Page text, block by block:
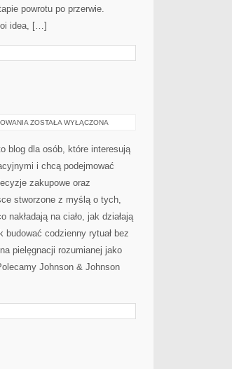
powrotu po przerwie.
idea, […]
BEIERSDORF
ZOSTAŁA WYŁĄCZONA
blog dla osób, które interesują
i chcą podejmować
zakupowe oraz
stworzone z myślą o tych,
nakładają na ciało, jak działają
budować codzienny rytuał bez
pielęgnacji rozumianej jako
Johnson & Johnson